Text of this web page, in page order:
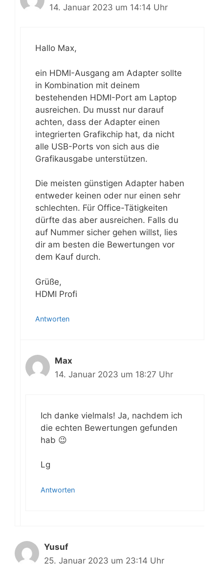
14. Januar 2023 um 14:14 Uhr
Hallo Max,
ein HDMI-Ausgang am Adapter sollte
in Kombination mit deinem
bestehenden HDMI-Port am Laptop
ausreichen. Du musst nur darauf
achten, dass der Adapter einen
integrierten Grafikchip hat, da nicht
alle USB-Ports von sich aus die
Grafikausgabe unterstützen.
Die meisten günstigen Adapter haben
entweder keinen oder nur einen sehr
schlechten. Für Office-Tätigkeiten
dürfte das aber ausreichen. Falls du
auf Nummer sicher gehen willst, lies
dir am besten die Bewertungen vor
dem Kauf durch.
Grüße,
HDMI Profi
Antworten
Max
14. Januar 2023 um 18:27 Uhr
Ich danke vielmals! Ja, nachdem ich
die echten Bewertungen gefunden
hab 😉
Lg
Antworten
Yusuf
25. Januar 2023 um 23:14 Uhr